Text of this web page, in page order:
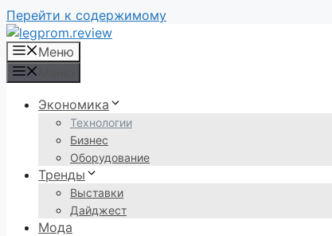
Перейти к содержимому
Меню
Экономика
Технологии
Бизнес
Оборудование
Тренды
Выставки
Дайджест
Мода